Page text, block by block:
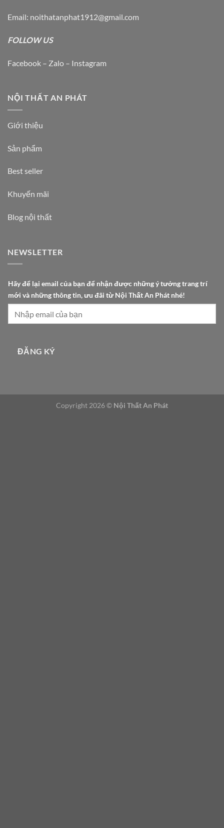
Email: noithatanphat1912@gmail.com
FOLLOW US
Facebook – Zalo – Instagram
NỘI THẤT AN PHÁT
Giới thiệu
Sản phẩm
Best seller
Khuyến mãi
Blog nội thất
NEWSLETTER
í
ể
Hãy để lại email của bạn để nhận được những ý tưởng trang trí
mới và những thông tin, ưu đãi từ Nội Thất An Phát nhé!
ĐĂNG KÝ
Copyright 2026 © Nội Thất An Phát